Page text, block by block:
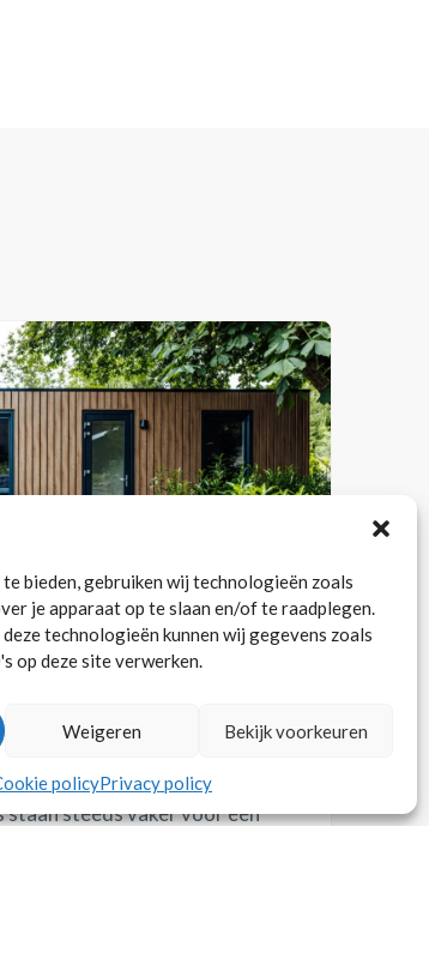
bieden, gebruiken wij technologieën zoals
je apparaat op te slaan en/of te raadplegen.
technologieën kunnen wij gegevens zoals
op deze site verwerken.
Weigeren Bekijk voorkeuren
policyPrivacy policy
van
snel, flexibel
steeds vaker voor een